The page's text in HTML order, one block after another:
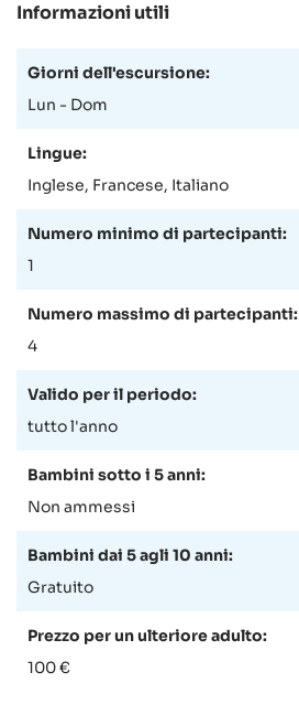
Informazioni utili
Giorni dell'escursione:
Lun - Dom
Lingue:
Inglese, Francese, Italiano
Numero minimo di partecipanti:
1
Numero massimo di partecipanti:
4
Valido per il periodo:
tutto l'anno
Bambini sotto i 5 anni:
Non ammessi
Bambini dai 5 agli 10 anni:
Gratuito
Prezzo per un ulteriore adulto:
100 €